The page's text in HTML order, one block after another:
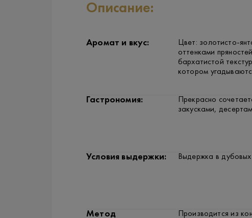
Описание:
Аромат и вкус:
Цвет: золотисто-
оттенками
бархатистой
котором
Гастрономия:
Прекрасно
закусками,
Условия выдержки: Выдержка в
Метод
Производится из